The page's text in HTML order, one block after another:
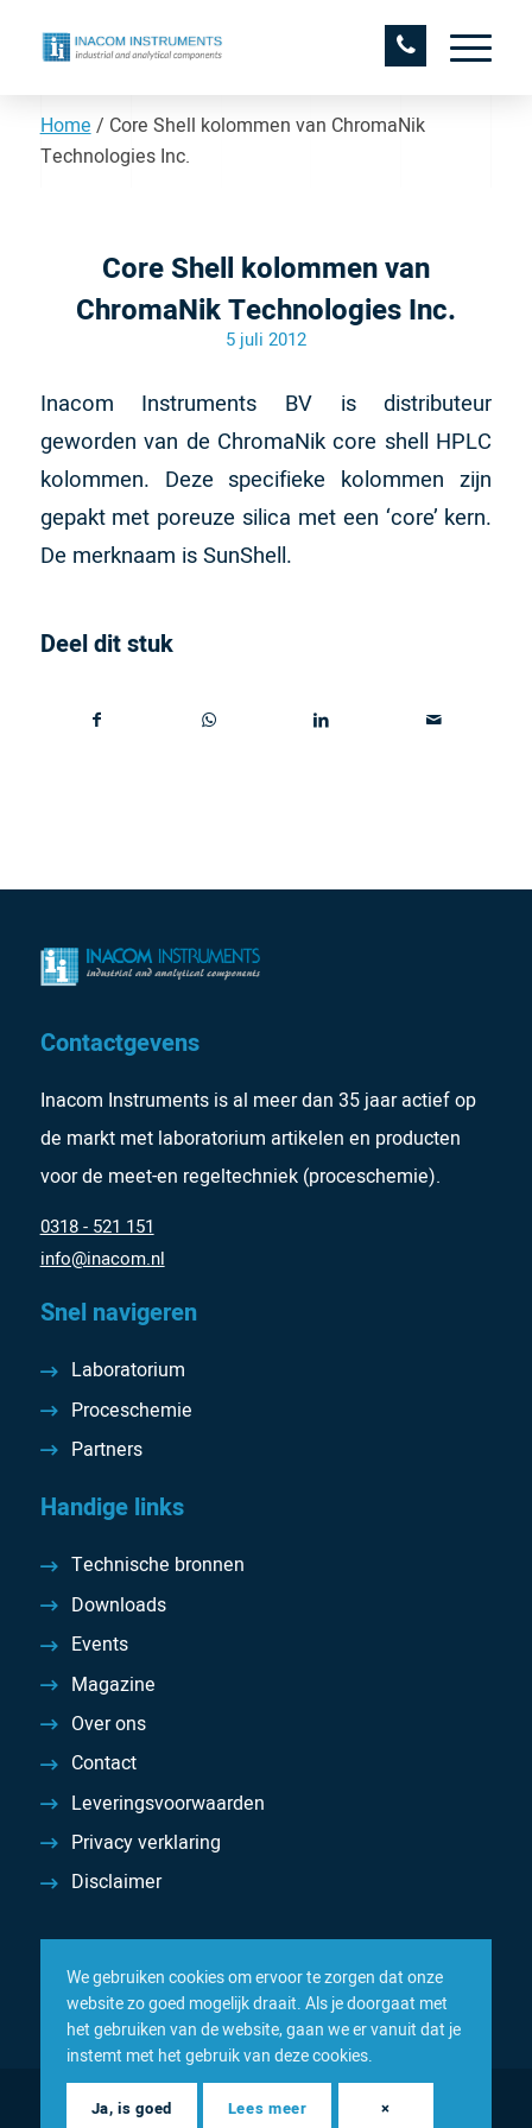
Home / Core Shell kolommen van ChromaNik
Technologies Inc.
Core Shell kolommen van
ChromaNik Technologies Inc.
5 juli 2012
Inacom Instruments BV is distributeur
geworden van de ChromaNik core shell HPLC
kolommen. Deze specifieke kolommen zijn
gepakt met poreuze silica met een ‘core’ kern.
De merknaam is SunShell.
Deel dit stuk
Contactgevens
Inacom Instruments is al meer dan 35 jaar actief op
de markt met laboratorium artikelen en producten
voor de meet-en regeltechniek (proceschemie).
0318 - 521 151
info@inacom.nl
Snel navigeren
Laboratorium
Proceschemie
Partners
Handige links
Technische bronnen
Downloads
Events
Magazine
Over ons
Contact
Leveringsvoorwaarden
Privacy verklaring
Disclaimer
© 2026 Inacom — Sterk in spareparts, consumables en
We gebruiken cookies om ervoor te zorgen dat onze
website zo goed mogelijk draait. Als je doorgaat met
het gebruiken van de website, gaan we er vanuit dat je
instemt met het gebruik van deze cookies.
Ja, is goed Lees meer ×